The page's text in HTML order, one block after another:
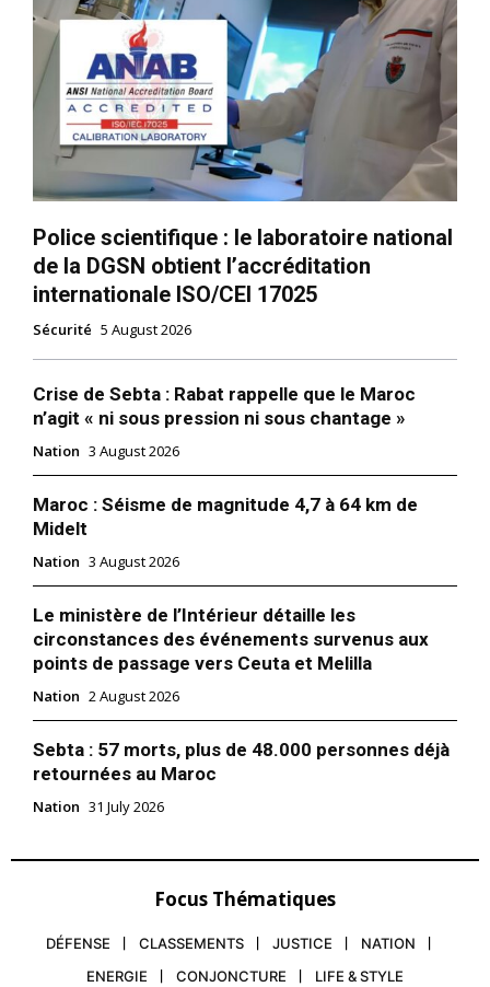
Police scientifique : le laboratoire national
de la DGSN obtient l’accréditation
internationale ISO/CEI 17025
Sécurité 5 August 2026
Crise de Sebta : Rabat rappelle que le Maroc
n’agit « ni sous pression ni sous chantage »
Nation 3 August 2026
Maroc : Séisme de magnitude 4,7 à 64 km de
Midelt
Nation 3 August 2026
Le ministère de l’Intérieur détaille les
circonstances des événements survenus aux
points de passage vers Ceuta et Melilla
Nation 2 August 2026
Sebta : 57 morts, plus de 48.000 personnes déjà
retournées au Maroc
Nation 31 July 2026
Focus Thématiques
DÉFENSE CLASSEMENTS JUSTICE
NATION
ENERGIE
CONJONCTURE LIFE & STYLE